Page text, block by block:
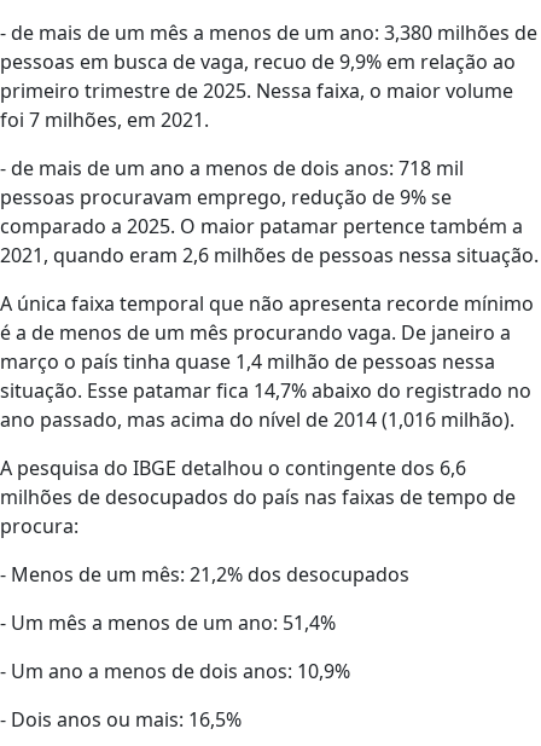
- de mais de um mês a menos de um ano: 3,380 milhões de
pessoas em busca de vaga, recuo de 9,9% em relação ao
primeiro trimestre de 2025. Nessa faixa, o maior volume
foi 7 milhões, em 2021.
- de mais de um ano a menos de dois anos: 718 mil
pessoas procuravam emprego, redução de 9% se
comparado a 2025. O maior patamar pertence também a
2021, quando eram 2,6 milhões de pessoas nessa situação.
A única faixa temporal que não apresenta recorde mínimo
é a de menos de um mês procurando vaga. De janeiro a
março o país tinha quase 1,4 milhão de pessoas nessa
situação. Esse patamar fica 14,7% abaixo do registrado no
ano passado, mas acima do nível de 2014 (1,016 milhão).
A pesquisa do IBGE detalhou o contingente dos 6,6
milhões de desocupados do país nas faixas de tempo de
procura:
- Menos de um mês: 21,2% dos desocupados
- Um mês a menos de um ano: 51,4%
- Um ano a menos de dois anos: 10,9%
- Dois anos ou mais: 16,5%